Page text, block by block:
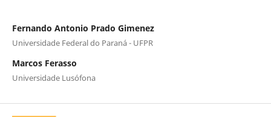
Fernando Antonio Prado Gimenez
Universidade Federal do Paraná - UFPR
Marcos Ferasso
Universidade Lusófona